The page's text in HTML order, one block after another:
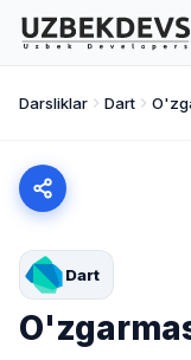
Darsliklar Dart
Dart